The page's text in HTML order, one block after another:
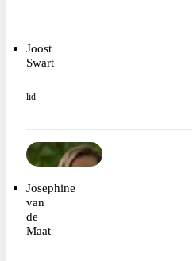
Joost
Swart
lid
Josephine
van
de
Maat